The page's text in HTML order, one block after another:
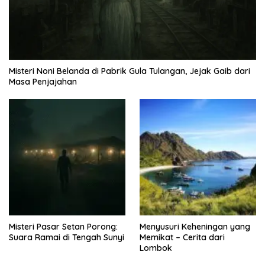
Misteri Noni Belanda di Pabrik Gula Tulangan, Jejak Gaib dari
Masa Penjajahan
Misteri Pasar Setan Porong:
Suara Ramai di Tengah Sunyi
Menyusuri Keheningan yang
Memikat – Cerita dari
Lombok